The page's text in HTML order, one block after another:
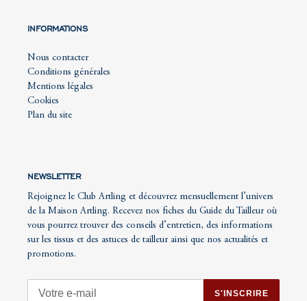
INFORMATIONS
Nous contacter
Conditions générales
Mentions légales
Cookies
Plan du site
NEWSLETTER
Rejoignez le Club Artling et découvrez mensuellement l’univers
de la Maison Artling. Recevez nos fiches du Guide du Tailleur où
vous pourrez trouver des conseils d’entretien, des informations
sur les tissus et des astuces de tailleur ainsi que nos actualités et
promotions.
S'INSCRIRE